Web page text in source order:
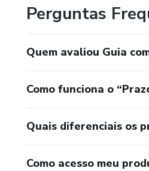
Perguntas
Quem avaliou Guia
Como funciona o
Quais diferenciais os
Como acesso meu